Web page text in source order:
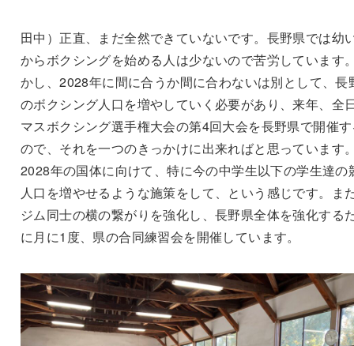
田中）正直、まだ全然できていないです。長野県では幼
からボクシングを始める人は少ないので苦労しています
かし、2028年に間に合うか間に合わないは別として、長
のボクシング人口を増やしていく必要があり、来年、全
マスボクシング選手権大会の第4回大会を長野県で開催
ので、それを一つのきっかけに出来ればと思っています
2028年の国体に向けて、特に今の中学生以下の学生達の
人口を増やせるような施策をして、という感じです。ま
ジム同士の横の繋がりを強化し、長野県全体を強化する
に月に1度、県の合同練習会を開催しています。